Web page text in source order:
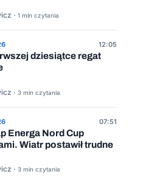
· 1 min czytania
12:05
dziesiątce regat
· 3 min czytania
07:51
Energa Nord Cup
Wiatr postawił trudne
· 3 min czytania